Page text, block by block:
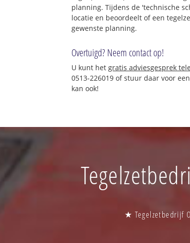
planning. Tijdens de 'technische
locatie en beoordeelt of een
gewenste planning.
Overtuigd? Neem contact op!
U kunt hetgratis adviesgesprek
0513-226019 of stuur daar voor
kan ook!
★ Tegelzetbedrijf